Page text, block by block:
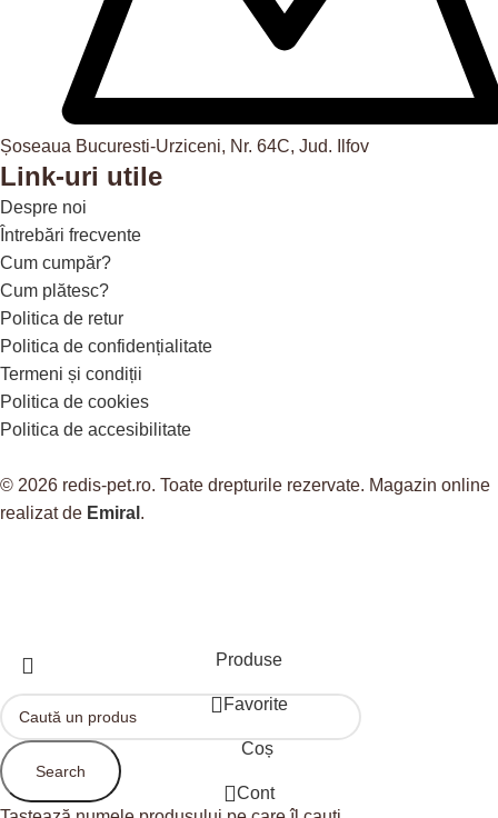
Șoseaua Bucuresti-Urziceni, Nr. 64C, Jud. Ilfov
Link-uri utile
Despre noi
Întrebări frecvente
Cum cumpăr?
Cum plătesc?
Politica de retur
Politica de confidențialitate
Termeni și condiții
Politica de cookies
Politica de accesibilitate
© 2026 redis-pet.ro. Toate drepturile rezervate. Magazin online
realizat de Emiral .
Search
Produse
Favorite
Coș
Cont